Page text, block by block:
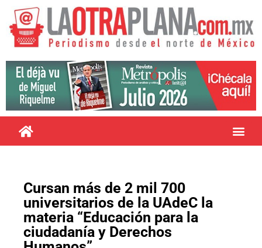
Cursan más de 2 mil 700
universitarios de la UAdeC la
materia “Educación para la
ciudadanía y Derechos